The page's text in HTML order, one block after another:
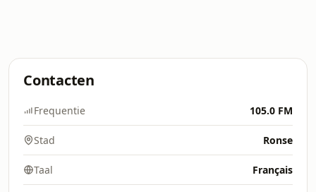
Contacten
Frequentie 105.0 FM
Stad Ronse
Taal Français